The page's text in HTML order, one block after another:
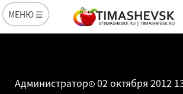
МЕНЮ ☰
Администратор 02 октября 2012